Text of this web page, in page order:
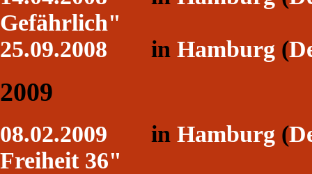
Gefährlich"
25.09.2008 in Hamburg (
2009
08.02.2009 in Hamburg (
Freiheit 36"